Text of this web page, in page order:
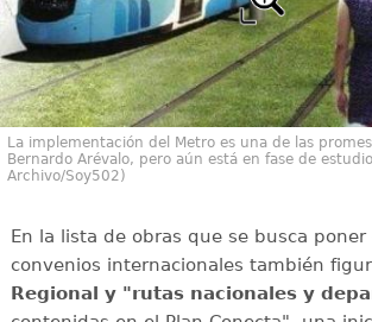
La implementación del Metro es una de las
Bernardo Arévalo, pero aún está en fase de
Archivo/Soy502)
En la lista de obras que se busca
convenios internacionales también
Regional y "rutas nacionales y